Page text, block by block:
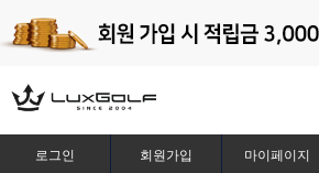
로그인 회원가입 마이페이지